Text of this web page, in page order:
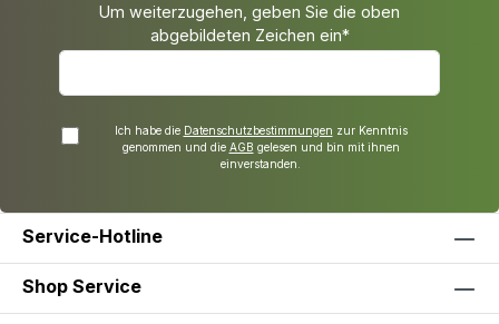
Um weiterzugehen, geben Sie die oben
abgebildeten Zeichen ein*
Ich habe die Datenschutzbestimmungen zur Kenntnis
genommen und die AGB gelesen und bin mit ihnen
einverstanden.
Service-Hotline
Shop Service